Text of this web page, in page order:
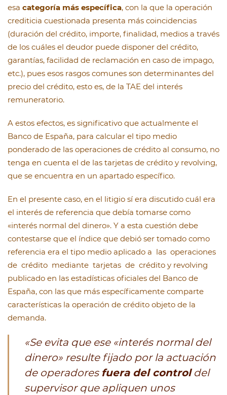
esa categoría más específica, con la que la operación
crediticia cuestionada presenta más coincidencias
(duración del crédito, importe, finalidad, medios a través
de los cuáles el deudor puede disponer del crédito,
garantías, facilidad de reclamación en caso de impago,
etc.), pues esos rasgos comunes son determinantes del
precio del crédito, esto es, de la TAE del interés
remuneratorio.
A estos efectos, es significativo que actualmente el
Banco de España, para calcular el tipo medio
ponderado de las operaciones de crédito al consumo, no
tenga en cuenta el de las tarjetas de crédito y revolving,
que se encuentra en un apartado específico.
En el presente caso, en el litigio sí era discutido cuál era
el interés de referencia que debía tomarse como
«interés normal del dinero». Y a esta cuestión debe
contestarse que el índice que debió ser tomado como
referencia era el tipo medio aplicado a las operaciones
de crédito mediante tarjetas de crédito y revolving
publicado en las estadísticas oficiales del Banco de
España, con las que más específicamente comparte
características la operación de crédito objeto de la
demanda.
«Se evita que ese «interés normal del
dinero» resulte fijado por la actuación
de operadores fuera del controldel
supervisor que apliquen unos